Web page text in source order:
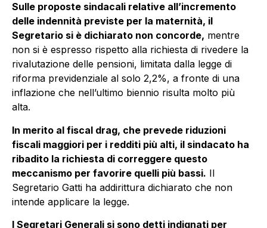
Sulle proposte sindacali relative all’incremento
delle indennità previste per la maternità, il
Segretario si è dichiarato non concorde, mentre
non si è espresso rispetto alla richiesta di rivedere la
rivalutazione delle pensioni, limitata dalla legge di
riforma previdenziale al solo 2,2%, a fronte di una
inflazione che nell’ultimo biennio risulta molto più
alta.
In merito al fiscal drag, che prevede riduzioni
fiscali maggiori per i redditi più alti, il sindacato ha
ribadito la richiesta di correggere questo
meccanismo per favorire quelli più bassi. Il
Segretario Gatti ha addirittura dichiarato che non
intende applicare la legge.
I Segretari Generali si sono detti indignati per